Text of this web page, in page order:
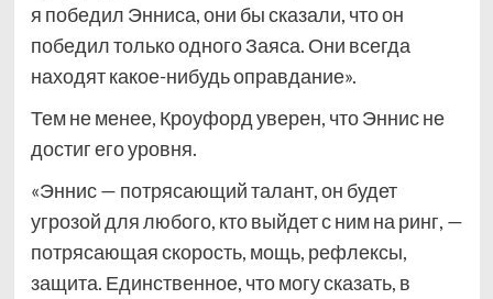
я победил Энниса, они бы сказали, что он
победил только одного Заяса. Они всегда
находят какое-нибудь оправдание».
Тем не менее, Кроуфорд уверен, что Эннис не
достиг его уровня.
«Эннис — потрясающий талант, он будет
угрозой для любого, кто выйдет с ним на ринг, —
потрясающая скорость, мощь, рефлексы,
защита. Единственное, что могу сказать, в